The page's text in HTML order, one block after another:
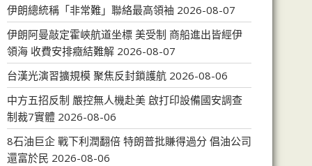
伊朗總統稱「非常難」聯絡最高領袖 2026-08-07
伊朗阿曼敲定霍峽航道坐標 美受制 商船進出皆經伊
領海 收費安排癥結難解 2026-08-07
台漢光演習擴規模 聚焦反封鎖護航 2026-08-06
中方五招反制 嚴控無人機赴美 啟打印設備國安調查
制裁7實體 2026-08-06
8石油巨企 戰下利潤翻倍 特朗普批賺得過分 倡油公司
還富於民 2026-08-06